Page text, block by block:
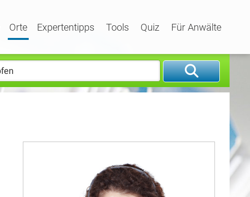
Orte Expertentipps Tools Quiz Für Anwälte